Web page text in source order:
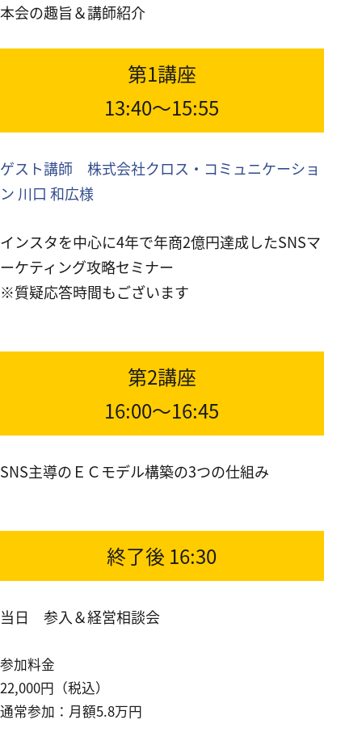
本会の趣旨＆講師紹介
第1講座
13:40～15:55
ゲスト講師 株式会社クロス・コミュニケーショ
ン 川口 和広様
インスタを中心に4年で年商2億円達成したSNSマ
ーケティング攻略セミナー
※質疑応答時間もございます
第2講座
16:00～16:45
SNS主導のＥＣモデル構築の3つの仕組み
終了後 16:30
当日 参入＆経営相談会
参加料金
22,000円（税込）
通常参加：月額5.8万円